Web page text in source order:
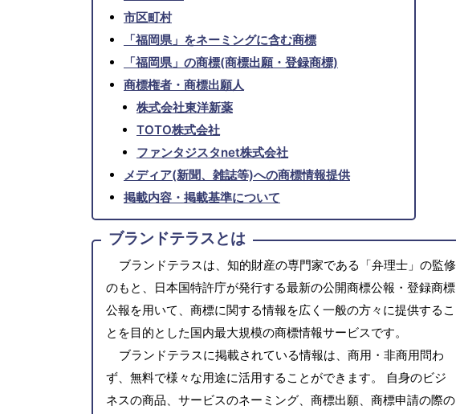
市区町村
「福岡県」をネーミングに含む商標
「福岡県」の商標(商標出願・登録商標)
商標権者・商標出願人
株式会社東洋新薬
TOTO株式会社
ファンタジスタnet株式会社
メディア(新聞、雑誌等)への商標情報提供
掲載内容・掲載基準について
ブランドテラスとは
ブランドテラスは、知的財産の専門家である「弁理士」の監修
のもと、日本国特許庁が発行する最新の公開商標公報・登録商標
公報を用いて、商標に関する情報を広く一般の方々に提供するこ
とを目的とした国内最大規模の商標情報サービスです。
ブランドテラスに掲載されている情報は、商用・非商用問わ
ず、無料で様々な用途に活用することができます。 自身のビジ
ネスの商品、サービスのネーミング、商標出願、商標申請の際の